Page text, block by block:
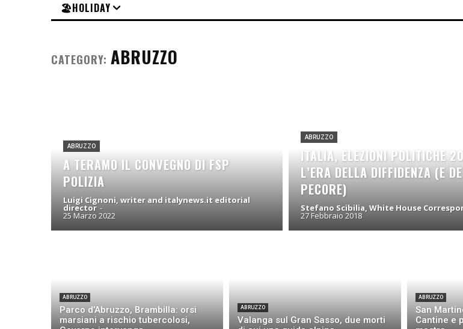
🏖️HOLIDAY
CATEGORY: ABRUZZO
ABRUZZO
A TERAMO IL CONVEGNO DI FSP
POLIZIA
Luigi Cignoni, writer and italynews.it editorial
director -
25 Marzo 2022
ABRUZZO
ITALIA, ELEZIONI POLITICHE
L’ERA DELLA DIFFIDENZA (E
PECORE)
Stefano Scibilia, White House
27 Febbraio 2018
ABRUZZO
Parco d’Abruzzo, Brambilla: orsi
marsiani a rischio tubercolosi,
ABRUZZO
Valanga sul Gran Sasso, due morti
ABRUZZO
San
Cantine e